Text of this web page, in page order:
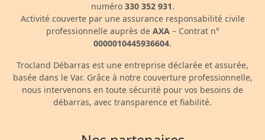
numéro 330 352 931.
Activité couverte par une assurance responsabilité civile
professionnelle auprès de AXA– Contrat n°
0000010445936604.
Trocland Débarras est une entreprise déclarée et assurée,
basée dans le Var. Grâce à notre couverture professionnelle,
nous intervenons en toute sécurité pour vos besoins de
débarras, avec transparence et fiabilité.